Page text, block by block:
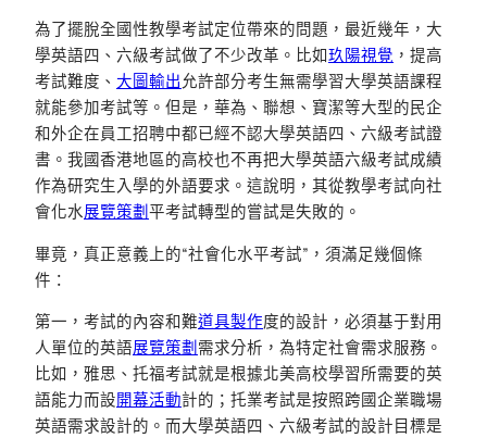
為了擺脫全國性教學考試定位帶來的問題，最近幾年，大
學英語四、六級考試做了不少改革。比如玖陽視覺 ，提高
考試難度、 大圖輸出 允許部分考生無需學習大學英語課程
就能參加考試等。但是，華為、聯想、寶潔等大型的民企
和外企在員工招聘中都已經不認大學英語四、六級考試證
書。我國香港地區的高校也不再把大學英語六級考試成績
作為研究生入學的外語要求。這說明，其從教學考試向社
會化水展覽策劃 平考試轉型的嘗試是失敗的。
畢竟，真正意義上的“社會化水平考試”，須滿足幾個條
件：
第一，考試的內容和難道具製作度的設計，必須基于對用
人單位的英語展覽策劃 需求分析，為特定社會需求服務。
比如，雅思、托福考試就是根據北美高校學習所需要的英
語能力而設開幕活動計的；托業考試是按照跨國企業職場
英語需求設計的。而大學英語四、六級考試的設計目標是